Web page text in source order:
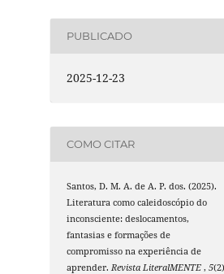
PUBLICADO
2025-12-23
COMO CITAR
Santos, D. M. A. de A. P. dos. (2025).
Literatura como caleidoscópio do
inconsciente: deslocamentos,
fantasias e formações de
compromisso na experiência de
aprender.Revista LiteralMENTE,5